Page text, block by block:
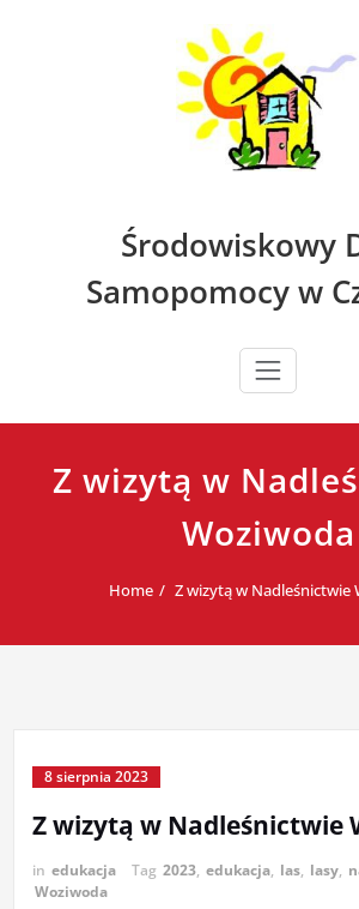
Środowiskowy
Samopomocy w
Z wizytą w
Woziwoda
Home Z wizytą w Nadleśnictwie
8 sierpnia 2023
Z wizytą w Nadleśnictwie
in edukacja Tag 2023, edukacja, las, lasy,
Woziwoda